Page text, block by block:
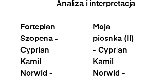
Analiza i interpretacja
Fortepian
Szopena -
Cyprian
Kamil
Norwid -
Moja
piosnka (II)
- Cyprian
Kamil
Norwid -